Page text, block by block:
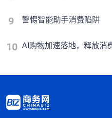
警惕智能助手消费陷阱
AI购物加速落地，释放消